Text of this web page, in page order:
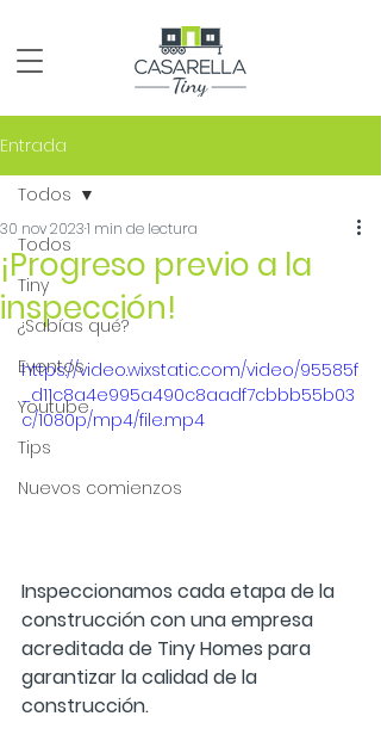
Entrada
Todos
Tiny
¿Sabías qué?
Eventos
Youtube
Tips
Nuevos comienzos
Todos
¡Progreso previo a la
inspección!
30 nov 20231 min de lectura
https://video.wixstatic.com/video/95585f
_d11c8a4e995a490c8aadf7cbbb55b03
c/1080p/mp4/file.mp4
Inspeccionamos cada etapa de la
construcción con una empresa
acreditada de Tiny Homes para
garantizar la calidad de la
construcción.